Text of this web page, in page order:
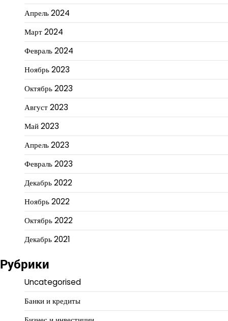
Апрель 2024
Март 2024
Февраль 2024
Ноябрь 2023
Октябрь 2023
Август 2023
Май 2023
Апрель 2023
Февраль 2023
Декабрь 2022
Ноябрь 2022
Октябрь 2022
Декабрь 2021
Рубрики
Uncategorised
Банки и кредиты